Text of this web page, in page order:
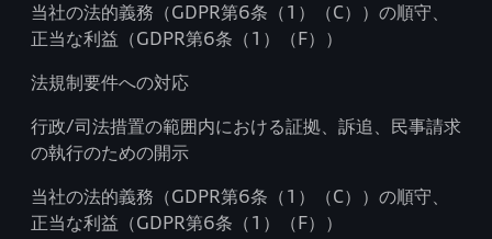
当社の法的義務（GDPR第6条（1）（C））の順守、
正当な利益（GDPR第6条（1）（F））
法規制要件への対応
行政/司法措置の範囲内における証拠、訴追、民事請求
の執行のための開示
当社の法的義務（GDPR第6条（1）（C））の順守、
正当な利益（GDPR第6条（1）（F））